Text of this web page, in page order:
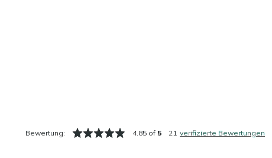
Bewertung: 4.85 of 5 21 verifizierte Bewertungen